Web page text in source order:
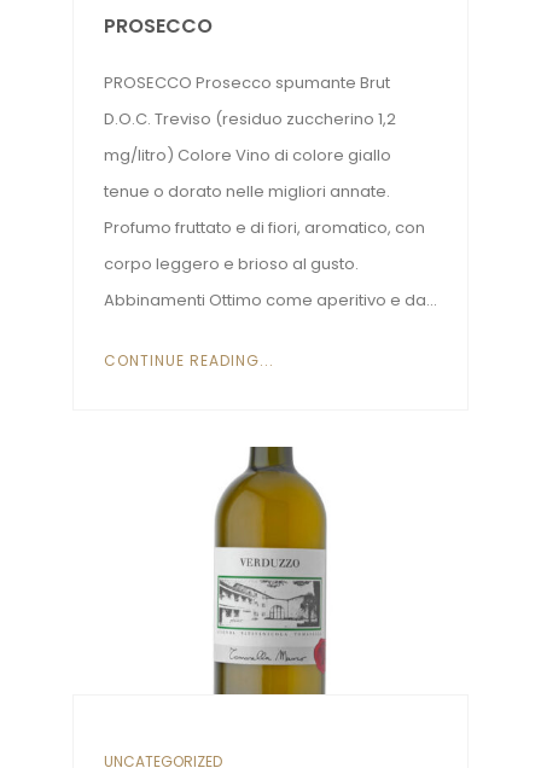
PROSECCO
PROSECCO Prosecco spumante Brut
D.O.C. Treviso (residuo zuccherino 1,2
mg/litro) Colore Vino di colore giallo
tenue o dorato nelle migliori annate.
Profumo fruttato e di fiori, aromatico, con
corpo leggero e brioso al gusto.
Abbinamenti Ottimo come aperitivo e da...
CONTINUE READING...
UNCATEGORIZED